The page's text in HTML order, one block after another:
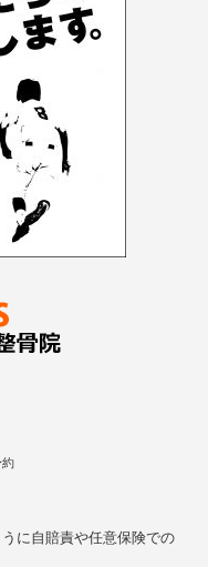
約
に自賠責や任意保険での